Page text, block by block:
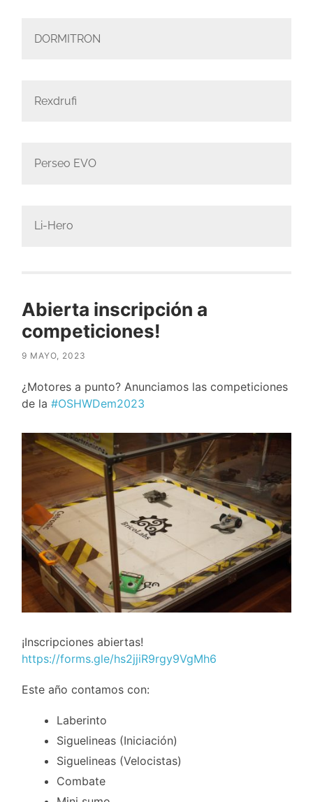
DORMITRON
Rexdrufi
Perseo EVO
Li-Hero
Abierta inscripción a
competiciones!
9 MAYO, 2023
¿Motores a punto? Anunciamos las competiciones
de la#OSHWDem2023
¡Inscripciones abiertas!
https://forms.gle/hs2jjiR9rgy9VgMh6
Este año contamos con:
Laberinto
Siguelineas (Iniciación)
Siguelineas (Velocistas)
Combate